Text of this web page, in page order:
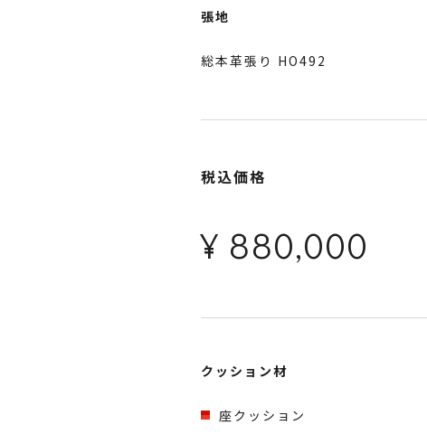
張地
総本革張り HO492
税込価格
¥ 880,000
クッション材
座クッション